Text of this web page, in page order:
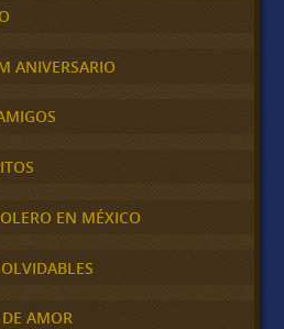
ANIVERSARIO
EN MÉXICO
AMOR